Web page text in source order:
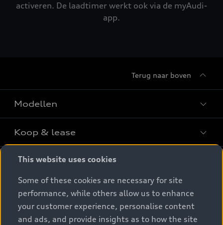
activeren. De laadtimer werkt ook via de myAudi-
app.
Terug naar boven
Modellen
Alle Modellen
Audi SUV Modellen
Audi exclusive
Verbruiksgegevens per model
Prijslijsten
Koop & lease
Audi Occasions
Nieuwe Audi direct leverbaar
Het Audi Selectie :plus keurmerk
Elektrisch
Elektrisch rijden
Elektrische modellen
Service & accessoires
Dealer zoeken
Audi wereld
This website uses cookies
Some of these cookies are necessary for site
performance, while others allow us to enhance
your customer experience, personalise content
and ads, and provide insights as to how the site